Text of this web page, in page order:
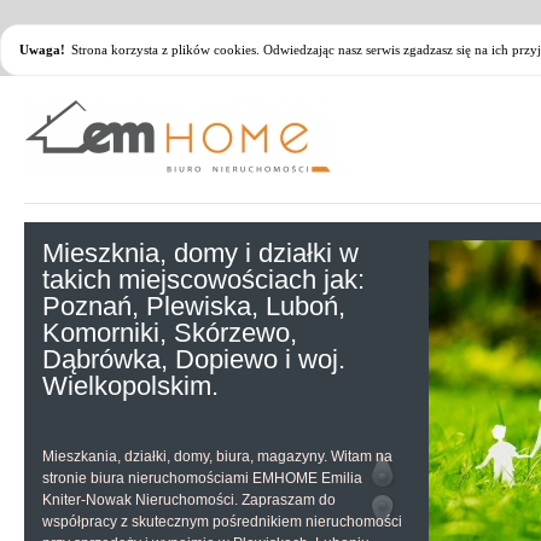
Uwaga! Strona korzysta z plików cookies. Odwiedzając nasz serwis zgadzasz się na ich
Mieszknia, domy i działki w
takich miejscowościach jak:
Poznań, Plewiska, Luboń,
Komorniki, Skórzewo,
Dąbrówka, Dopiewo i woj.
Wielkopolskim.
Mieszkania, działki, domy, biura, magazyny. Witam na
stronie biura nieruchomościami EMHOME Emilia
Kniter-Nowak Nieruchomości. Zapraszam do
współpracy z skutecznym pośrednikiem nieruchomości